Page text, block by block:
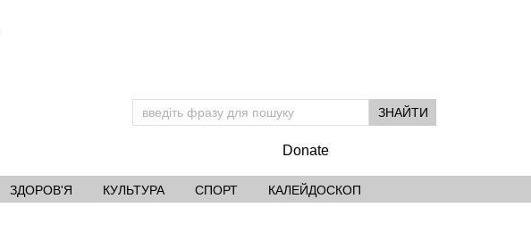
Donate
ЗДОРОВ'Я КУЛЬТУРА СПОРТ КАЛЕЙДОСКОП